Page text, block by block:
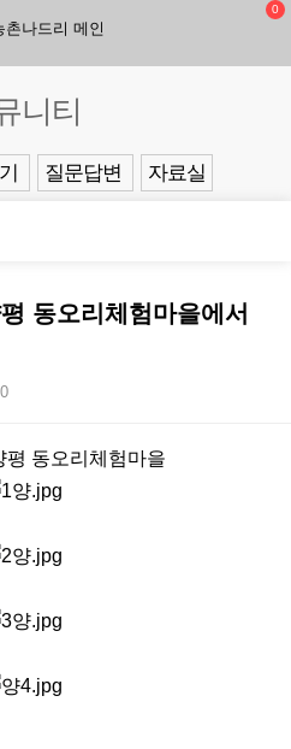
0
니티
질문답변 자료실
동오리체험마을에서
0
동오리체험마을